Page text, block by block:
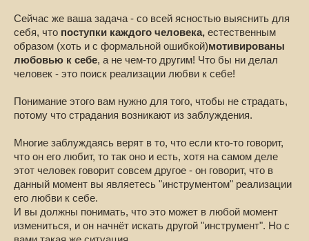
Сейчас же ваша задача - со всей ясностью выяснить для
себя, что поступки каждого человека, естественным
образом (хоть и с формальной ошибкой)мотивированы
любовью к себе, а не чем-то другим! Что бы ни делал
человек - это поиск реализации любви к себе!
Понимание этого вам нужно для того, чтобы не страдать,
потому что страдания возникают из заблуждения.
Многие заблуждаясь верят в то, что если кто-то говорит,
что он его любит, то так оно и есть, хотя на самом деле
этот человек говорит совсем другое - он говорит, что в
данный момент вы являетесь "инструментом" реализации
его любви к себе.
И вы должны понимать, что это может в любой момент
измениться, и он начнёт искать другой "инструмент". Но с